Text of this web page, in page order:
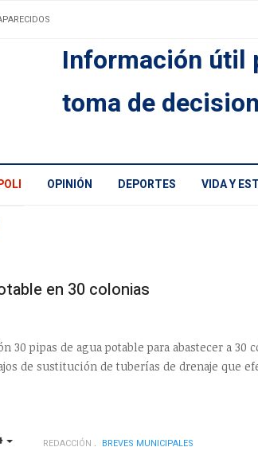
Información útil
toma de
OPINIÓN DEPORTES VIDA Y
en 30 colonias
30 pipas de agua potable para abastecer a 30
de sustitución de tuberías de drenaje que
REDACCIÓN
BREVES MUNICIPALES